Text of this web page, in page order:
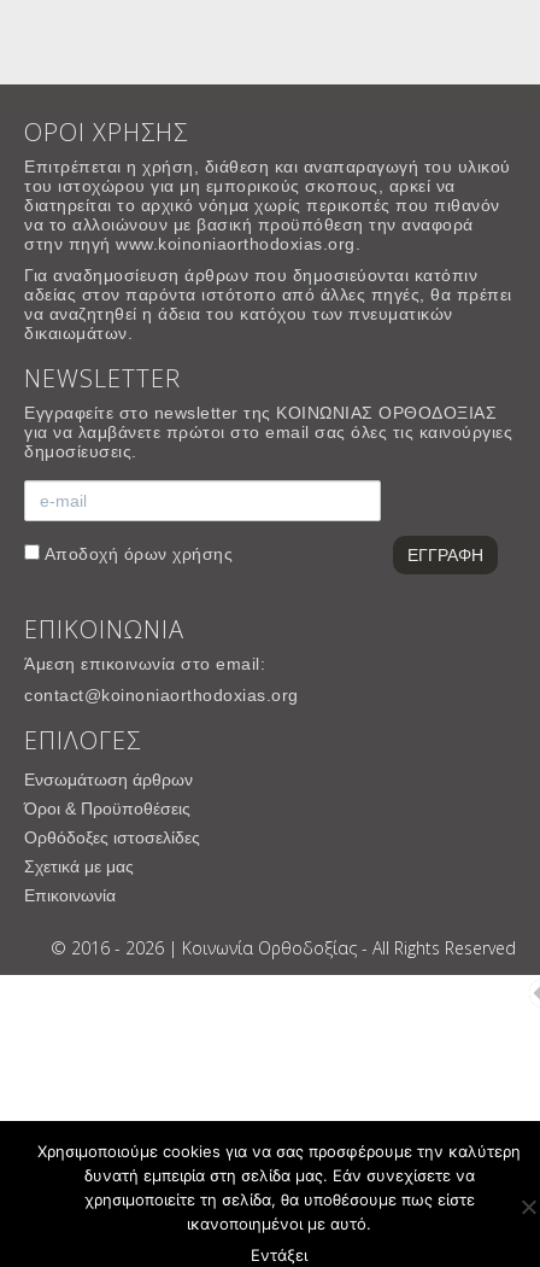
ΟΡΟΙ ΧΡΗΣΗΣ
Επιτρέπεται η χρήση, διάθεση και αναπαραγωγή του υλικού
του ιστοχώρου για μη εμπορικούς σκοπους, αρκεί να
διατηρείται το αρχικό νόημα χωρίς περικοπές που πιθανόν
να το αλλοιώνουν με βασική προϋπόθεση την αναφορά
στην πηγή www.koinoniaorthodoxias.org.
Για αναδημοσίευση άρθρων που δημοσιεύονται κατόπιν
αδείας στον παρόντα ιστότοπο από άλλες πηγές, θα πρέπει
να αναζητηθεί η άδεια του κατόχου των πνευματικών
δικαιωμάτων.
NEWSLETTER
Εγγραφείτε στο newsletter της ΚΟΙΝΩΝΙΑΣ ΟΡΘΟΔΟΞΙΑΣ
για να λαμβάνετε πρώτοι στο email σας όλες τις καινούργιες
δημοσίευσεις.
Αποδοχή όρων χρήσης
ΕΠΙΚΟΙΝΩΝΙΑ
Άμεση επικοινωνία στο email:
contact@koinoniaorthodoxias.org
ΕΠΙΛΟΓΕΣ
Ενσωμάτωση άρθρων
Όροι & Προϋποθέσεις
Ορθόδοξες ιστοσελίδες
Σχετικά με μας
Επικοινωνία
© 2016 - 2026 | Κοινωνία Ορθοδοξίας - All Rights Reserved
Χρησιμοποιούμε cookies για να σας προσφέρουμε την καλύτερη
δυνατή εμπειρία στη σελίδα μας. Εάν συνεχίσετε να
χρησιμοποιείτε τη σελίδα, θα υποθέσουμε πως είστε
ικανοποιημένοι με αυτό.
Εντάξει